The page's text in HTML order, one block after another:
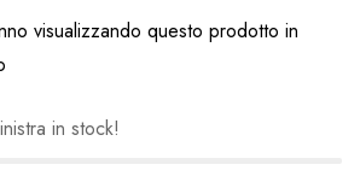
visualizzando questo prodotto in
in stock!